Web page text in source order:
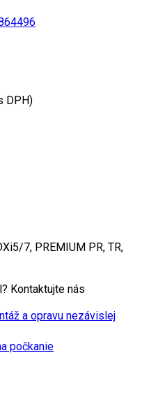
DPH)
7, PREMIUM PR, TR,
Kontaktujte nás
a opravu nezávislej
počkanie